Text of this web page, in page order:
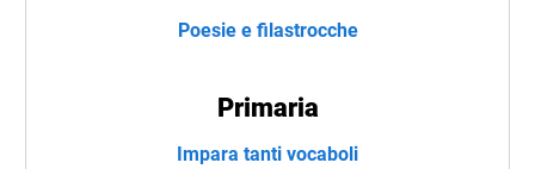
Poesie e filastrocche
Primaria
Impara tanti vocaboli